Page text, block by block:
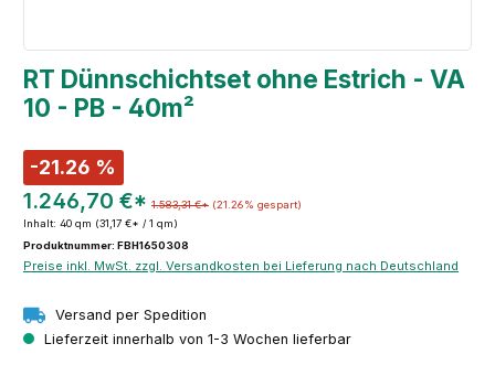
RT Dünnschichtset ohne Estrich - VA
10 - PB - 40m²
-21.26 %
1.246,70 €* 1.583,31 €* (21.26% gespart)
Inhalt: 40 qm (31,17 €* / 1 qm)
Produktnummer: FBH1650308
Preise inkl. MwSt. zzgl. Versandkosten bei Lieferung nach Deutschland
Versand per Spedition
Lieferzeit innerhalb von 1-3 Wochen lieferbar